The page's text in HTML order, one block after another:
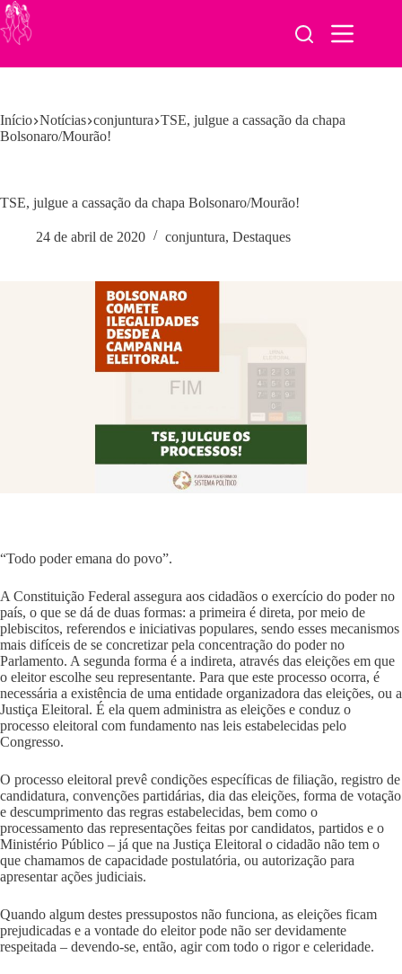
Pular
para
o
Início Notícias conjuntura TSE, julgue a cassação da chapa
Bolsonaro/Mourão!
TSE, julgue a cassação da chapa Bolsonaro/Mourão!
24 de abril de 2020 conjuntura, Destaques
“Todo poder emana do povo”.
A Constituição Federal assegura aos cidadãos o exercício do poder no
país, o que se dá de duas formas: a primeira é direta, por meio de
plebiscitos, referendos e iniciativas populares, sendo esses mecanismos
mais difíceis de se concretizar pela concentração do poder no
Parlamento. A segunda forma é a indireta, através das eleições em que
o eleitor escolhe seu representante. Para que este processo ocorra, é
necessária a existência de uma entidade organizadora das eleições, ou a
Justiça Eleitoral. É ela quem administra as eleições e conduz o
processo eleitoral com fundamento nas leis estabelecidas pelo
Congresso.
O processo eleitoral prevê condições específicas de filiação, registro de
candidatura, convenções partidárias, dia das eleições, forma de votação
e descumprimento das regras estabelecidas, bem como o
processamento das representações feitas por candidatos, partidos e o
Ministério Público – já que na Justiça Eleitoral o cidadão não tem o
que chamamos de capacidade postulatória, ou autorização para
apresentar ações judiciais.
Quando algum destes pressupostos não funciona, as eleições ficam
prejudicadas e a vontade do eleitor pode não ser devidamente
respeitada – devendo-se, então, agir com todo o rigor e celeridade.